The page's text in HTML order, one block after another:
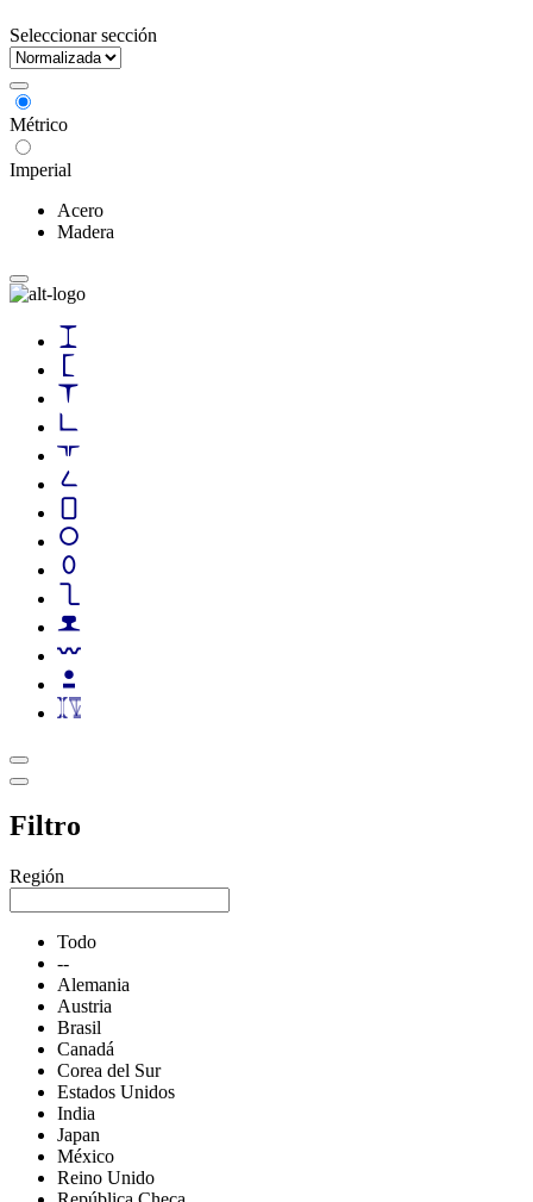
Seleccionar sección
Métrico
Imperial
Acero
Madera
Filtro
Región
Todo
--
Alemania
Austria
Brasil
Canadá
Corea del Sur
Estados Unidos
India
Japan
México
Reino Unido